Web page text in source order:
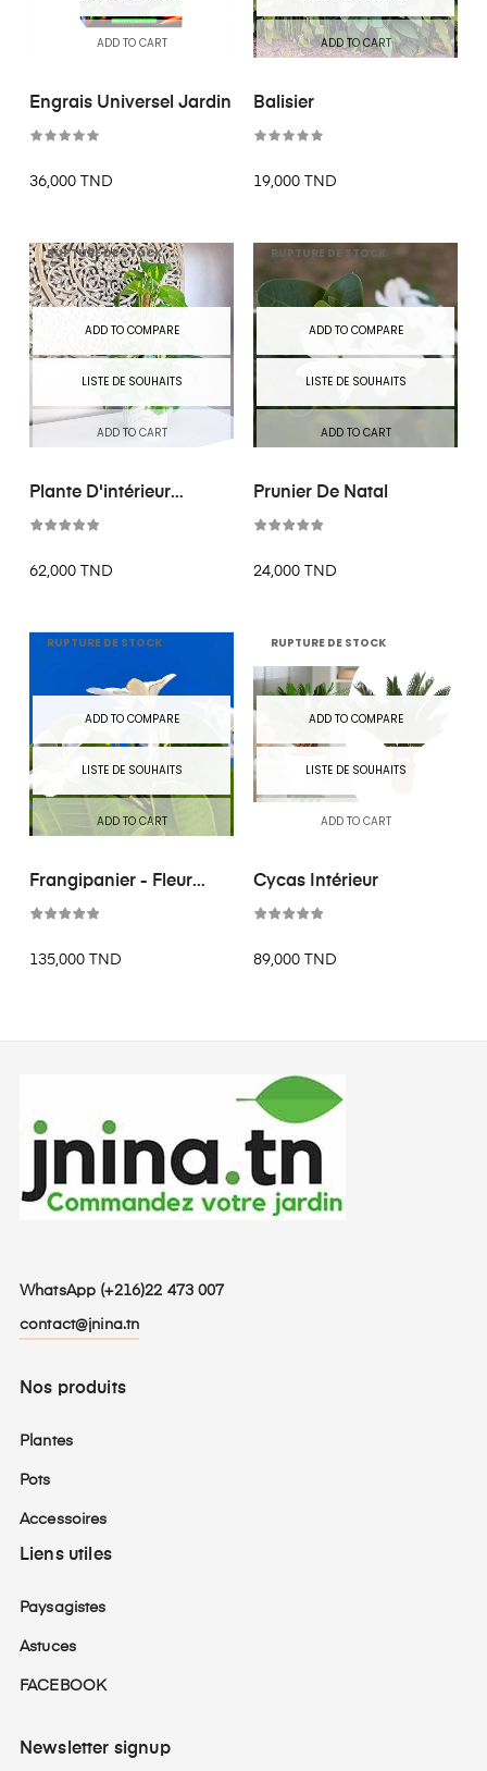
ADD TO CART
Engrais Universel Jardin
36,000 TND
ADD TO CART
Balisier
19,000 TND
RUPTURE DE STOCK
ADD TO COMPARE
LISTE DE SOUHAITS
ADD TO CART
Plante D'intérieur
"Pothos "
62,000 TND
RUPTURE DE STOCK
ADD TO COMPARE
LISTE DE SOUHAITS
ADD TO CART
Prunier De Natal
24,000 TND
RUPTURE DE STOCK
ADD TO COMPARE
LISTE DE SOUHAITS
ADD TO CART
Frangipanier - Fleur
Des...
135,000 TND
RUPTURE DE STOCK
ADD TO COMPARE
LISTE DE SOUHAITS
ADD TO CART
Cycas Intérieur
89,000 TND
WhatsApp (+216)22 473 007
contact@jnina.tn
Nos produits
Plantes
Pots
Accessoires
Liens utiles
Paysagistes
Astuces
FACEBOOK
Newsletter signup